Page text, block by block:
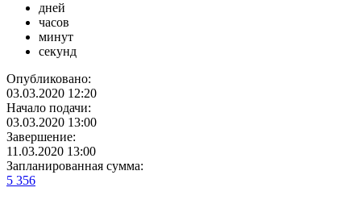
дней
часов
минут
секунд
Опубликовано:
03.03.2020 12:20
Начало подачи:
03.03.2020 13:00
Завершение:
11.03.2020 13:00
Запланированная сумма:
5 356